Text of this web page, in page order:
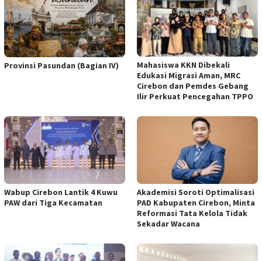
Provinsi Pasundan (Bagian IV)
Mahasiswa KKN Dibekali
Edukasi Migrasi Aman, MRC
Cirebon dan Pemdes Gebang
Ilir Perkuat Pencegahan TPPO
Wabup Cirebon Lantik 4 Kuwu
PAW dari Tiga Kecamatan
Akademisi Soroti Optimalisasi
PAD Kabupaten Cirebon, Minta
Reformasi Tata Kelola Tidak
Sekadar Wacana